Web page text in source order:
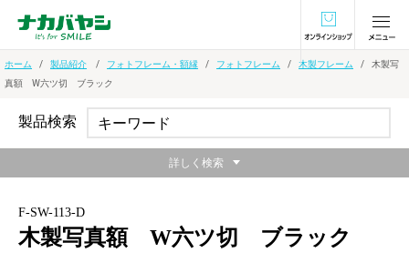
オンラインショ
ホーム 製品紹介 フォトフレーム・額縁 フォトフレーム 木製フレーム
木製写
真額 W六ツ切 ブラック
F-SW-113-D
木製写真額 W六ツ切 ブラック
製品検索
詳しく検索